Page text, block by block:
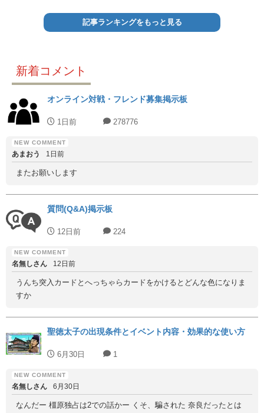
記事ランキングをもっと見る
新着コメント
オンライン対戦・フレンド募集掲示板
1日前 278776
あまおう 1日前
またお願いします
質問(Q&A)掲示板
12日前 224
名無しさん 12日前
うんち突入カードとへっちゃらカードをかけるとどんな色になりま
すか
聖徳太子の出現条件とイベント内容・効果的な使い方
6月30日 1
名無しさん 6月30日
なんだー 橿原独占は2での話かー くそ、騙された 奈良だったとは